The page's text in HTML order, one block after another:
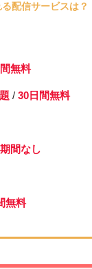
配信サービスは？
無料
/ 30日間無料
間なし
無料